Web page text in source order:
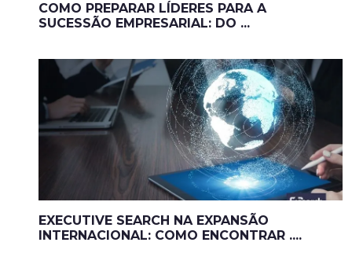
COMO PREPARAR LÍDERES PARA A
SUCESSÃO EMPRESARIAL: DO ...
EXECUTIVE SEARCH NA EXPANSÃO
INTERNACIONAL: COMO ENCONTRAR ....